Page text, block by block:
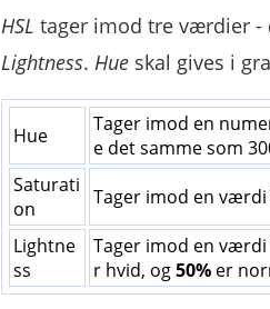
HSL tager imod tre værdier -
Lightness. Hueskal gives i
Hue Tager imod en
e det samme som
Saturati
on
Tager imod en
Lightne
ss
Tager imod en
r hvid, og50% er